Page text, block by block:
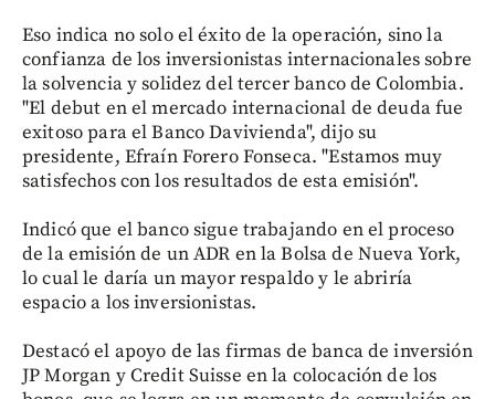
Eso indica no solo el éxito de la operación, sino la
confianza de los inversionistas internacionales sobre
la solvencia y solidez del tercer banco de Colombia.
"El debut en el mercado internacional de deuda fue
exitoso para el Banco Davivienda", dijo su
presidente, Efraín Forero Fonseca. "Estamos muy
satisfechos con los resultados de esta emisión".
Indicó que el banco sigue trabajando en el proceso
de la emisión de un ADR en la Bolsa de Nueva York,
lo cual le daría un mayor respaldo y le abriría
espacio a los inversionistas.
Destacó el apoyo de las firmas de banca de inversión
JP Morgan y Credit Suisse en la colocación de los